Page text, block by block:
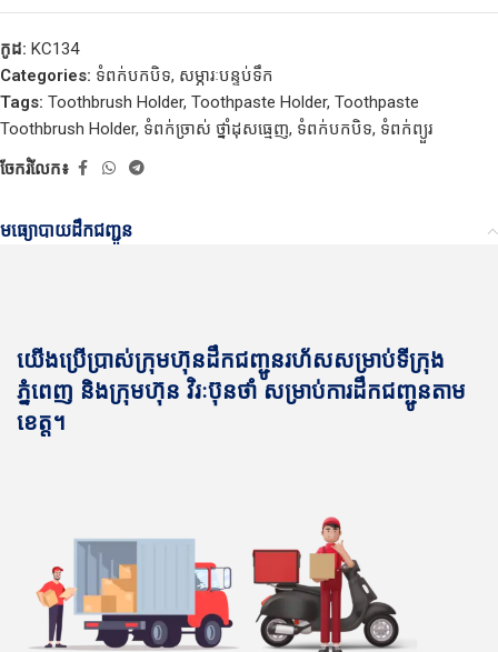
កូដ: KC134
Categories: ទំពក់បកបិទ, សម្ភារៈបន្ទប់ទឹក
Tags: Toothbrush Holder, Toothpaste Holder, Toothpaste
Toothbrush Holder, ទំពក់ច្រាស់​ ថ្នាំដុសធ្មេញ, ទំពក់បកបិទ, ទំពក់ព្យួរ​
ចែករំលែក៖
មធ្យោបាយដឹកជញ្ជូន
យើងប្រើប្រាស់ក្រុមហ៊ុនដឹកជញ្ជូនរហ័សសម្រាប់ទីក្រុង
ភ្នំពេញ និងក្រុមហ៊ុន វិរៈប៊ុនថាំ សម្រាប់ការដឹកជញ្ជូនតាម
ខេត្ត។